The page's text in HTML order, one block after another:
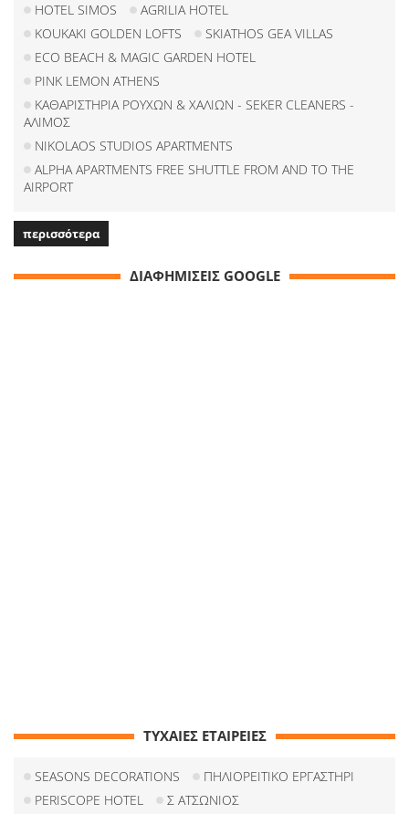
HOTEL SIMOS
AGRILIA HOTEL
KOUKAKI GOLDEN LOFTS
SKIATHOS GEA VILLAS
ECO BEACH & MAGIC GARDEN HOTEL
PINK LEMON ATHENS
ΚΑΘΑΡΙΣΤΗΡΙΑ ΡΟΥΧΩΝ & ΧΑΛΙΩΝ - SEKER CLEANERS -
ΑΛΙΜΟΣ
NIKOLAOS STUDIOS APARTMENTS
ALPHA APARTMENTS FREE SHUTTLE FROM AND TO THE
AIRPORT
περισσότερα
ΔΙΑΦΗΜΙΣΕΙΣ GOOGLE
ΤΥΧΑΙΕΣ ΕΤΑΙΡΕΙΕΣ
SEASONS DECORATIONS
ΠΗΛΙΟΡΕΙΤΙΚΟ ΕΡΓΑΣΤΗΡΙ
PERISCOPE HOTEL
Σ ΑΤΣΩΝΙΟΣ